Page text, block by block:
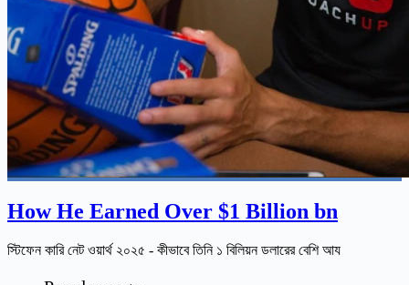
How He Earned Over $1 Billion bn
স্টিফেন কারি নেট ওয়ার্থ ২০২৫ - কীভাবে তিনি ১ বিলিয়ন ডলারের বেশি আয